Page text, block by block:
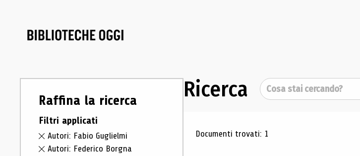
Raffina la ricerca
Filtri applicati
Autori: Fabio Guglielmi
Autori: Federico Borgna
Ricerca Cerca
Risultati di ricerca
Documenti trovati: 1